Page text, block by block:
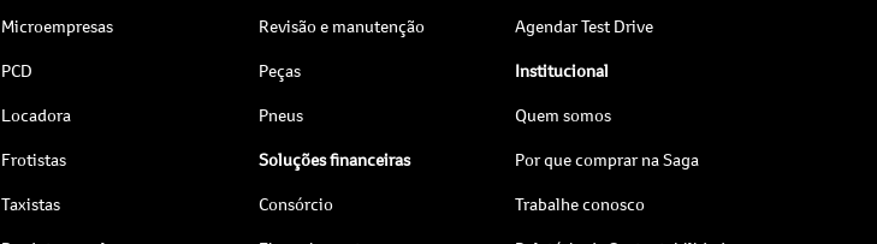
Microempresas
PCD
Locadora
Frotistas
Taxistas
Revisão e manutenção
Peças
Pneus
Soluções financeiras
Consórcio
Agendar Test Drive
Institucional
Quem somos
Por que comprar na Saga
Trabalhe conosco